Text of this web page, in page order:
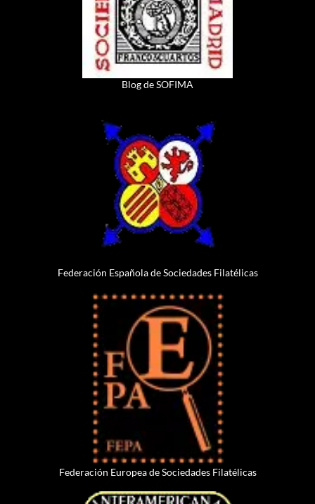
Blog de SOFIMA
Federación Española de Sociedades Filatélicas
Federación Europea de Sociedades Filatélicas